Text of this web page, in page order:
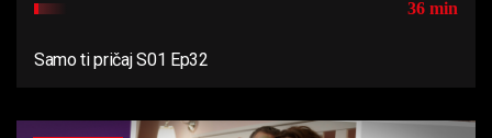
36 min
Samo ti pričaj S01 Ep32